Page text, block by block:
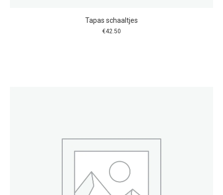
Tapas schaaltjes
€42.50